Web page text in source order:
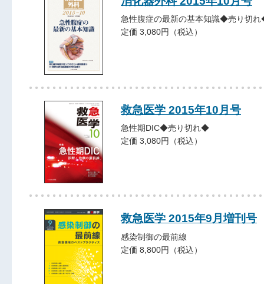
急性腹症の最新の基本知識◆売り切
定価 3,080円（税込）
救急医学 2015年10月号
急性期DIC◆売り切れ◆
定価 3,080円（税込）
救急医学 2015年9月増刊号
感染制御の最前線
定価 8,800円（税込）